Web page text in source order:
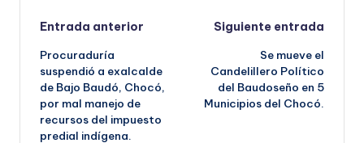
Navegación
de
entradas
Entrada anterior
Procuraduría
suspendió a exalcalde
de Bajo Baudó, Chocó,
por mal manejo de
recursos del impuesto
predial indígena.
Siguiente entrada
Se mueve el
Candelillero Político
del Baudoseño en 5
Municipios del Chocó.